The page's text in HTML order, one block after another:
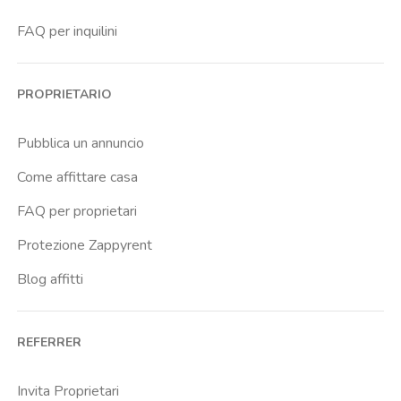
Don Bosco
Escp Business School
Istituto Europeo Del Design
Lucento
Marche
FAQ per inquilini
PROPRIETARIO
Pubblica un annuncio
Come affittare casa
FAQ per proprietari
Protezione Zappyrent
Blog affitti
REFERRER
Invita Proprietari